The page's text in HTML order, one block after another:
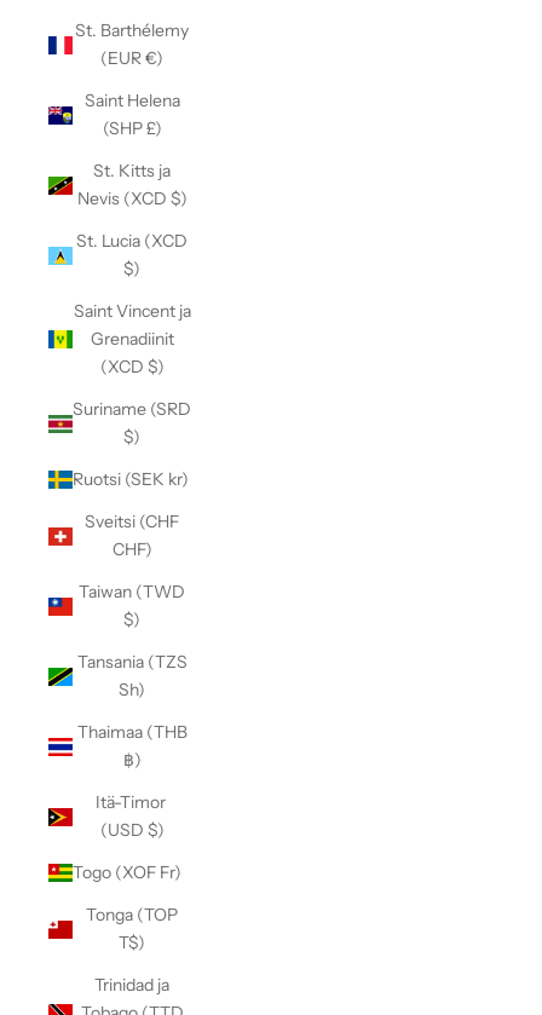
St. Barthélemy
(EUR €)
Saint Helena
(SHP £)
St. Kitts ja
Nevis (XCD $)
St. Lucia (XCD
$)
Saint Vincent ja
Grenadiinit
(XCD $)
Suriname (SRD
$)
Ruotsi (SEK kr)
Sveitsi (CHF
CHF)
Taiwan (TWD
$)
Tansania (TZS
Sh)
Thaimaa (THB
฿)
Itä-Timor
(USD $)
Togo (XOF Fr)
Tonga (TOP
T$)
Trinidad ja